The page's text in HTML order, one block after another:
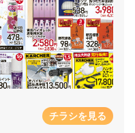
チラシを見る